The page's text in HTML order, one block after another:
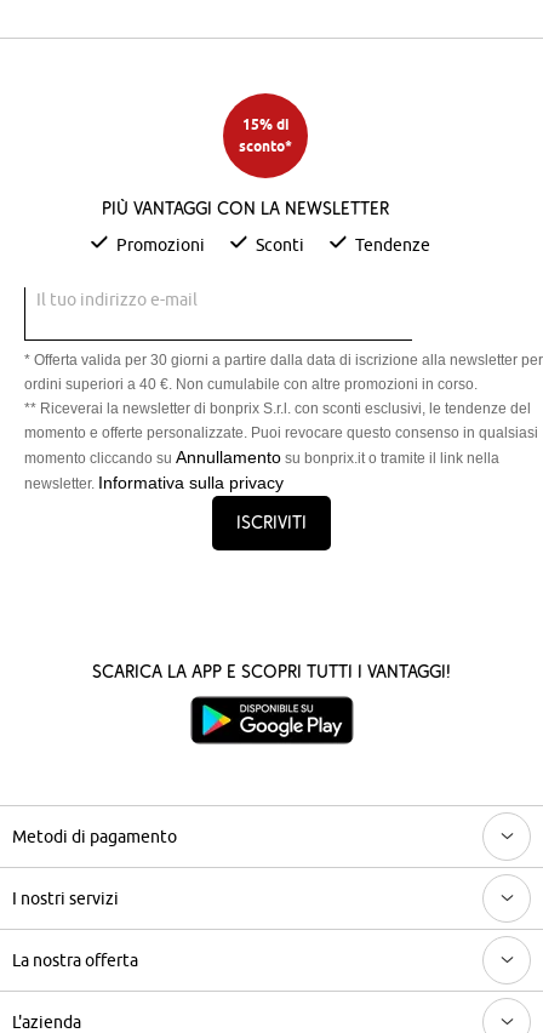
15% di
sconto*
Più vantaggi con la newsletter
Promozioni Sconti Tendenze
Il tuo indirizzo e-mail
* Offerta valida per 30 giorni a partire dalla data di iscrizione alla newsletter per
ordini superiori a 40 €. Non cumulabile con altre promozioni in corso.
** Riceverai la newsletter di bonprix S.r.l. con sconti esclusivi, le tendenze del
momento e offerte personalizzate. Puoi revocare questo consenso in qualsiasi
momento cliccando su Annullamento su bonprix.it o tramite il link nella
newsletter. Informativa sulla privacy
Iscriviti
Scarica la App e scopri tutti i vantaggi!
Metodi di pagamento
I nostri servizi
La nostra offerta
L'azienda